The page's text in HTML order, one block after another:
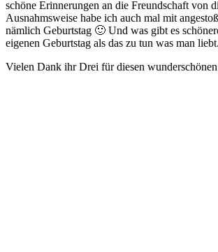
schöne Erinnerungen an die Freundschaft von
Ausnahmsweise habe ich auch mal mit
nämlich Geburtstag 🙂 Und was gibt es
eigenen Geburtstag als das zu tun was man liebt.
Vielen Dank ihr Drei für diesen